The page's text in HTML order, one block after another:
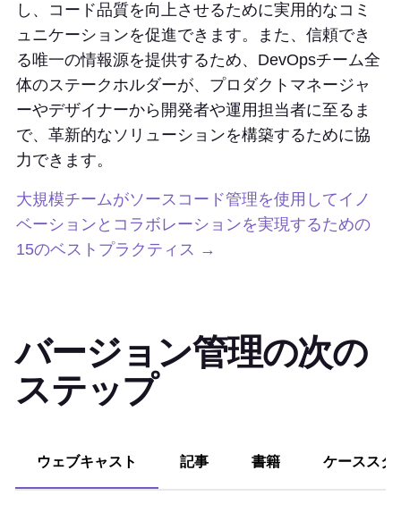
し、コード品質を向上させるために実用的なコミ
ュニケーションを促進できます。また、信頼でき
る唯一の情報源を提供するため、DevOpsチーム全
体のステークホルダーが、プロダクトマネージャ
ーやデザイナーから開発者や運用担当者に至るま
で、革新的なソリューションを構築するために協
力できます。
大規模チームがソースコード管理を使用してイノ
ベーションとコラボレーションを実現するための
15のベストプラクティス →
バージョン管理の次の
ステップ
ウェブキャスト 記事 書籍 ケーススタ